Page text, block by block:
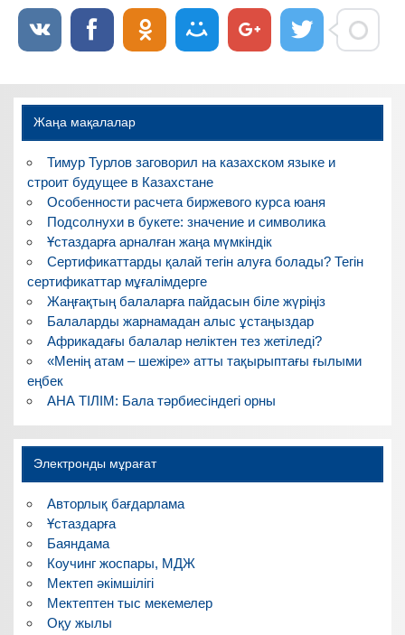
Жаңа мақалалар
Тимур Турлов заговорил на казахском языке и
строит будущее в Казахстане
Особенности расчета биржевого курса юаня
Подсолнухи в букете: значение и символика
Ұстаздарға арналған жаңа мүмкіндік
Сертификаттарды қалай тегін алуға болады? Тегін
сертификаттар мұғалімдерге
Жаңғақтың балаларға пайдасын біле жүріңіз
Балаларды жарнамадан алыс ұстаңыздар
Африкадағы балалар неліктен тез жетіледі?
«Менің атам – шежіре» атты тақырыптағы ғылыми
еңбек
АНА ТІЛІМ: Бала тәрбиесіндегі орны
Электронды мұрағат
Авторлық бағдарлама
Ұстаздарға
Баяндама
Коучинг жоспары, МДЖ
Мектеп әкімшілігі
Мектептен тыс мекемелер
Оқу жылы